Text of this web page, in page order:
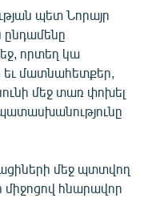
պետ Նորայր
ընդամենը
որտեղ կա
եւ մատնահետքեր,
մեջ տառ փոխել
մեջ պտտվող
միջոցով հնարավոր